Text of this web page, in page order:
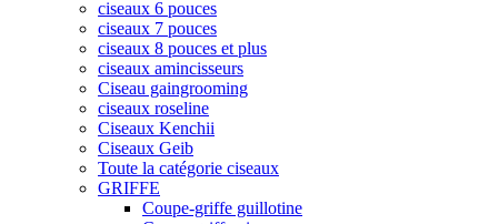
ciseaux 6 pouces
ciseaux 7 pouces
ciseaux 8 pouces et plus
ciseaux amincisseurs
Ciseau gaingrooming
ciseaux roseline
Ciseaux Kenchii
Ciseaux Geib
Toute la catégorie ciseaux
GRIFFE
Coupe-griffe guillotine